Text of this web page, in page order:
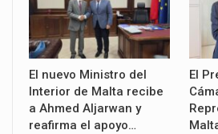
El nuevo Ministro del
Interior de Malta recibe
a Ahmed Aljarwan y
reafirma el apoyo…
El